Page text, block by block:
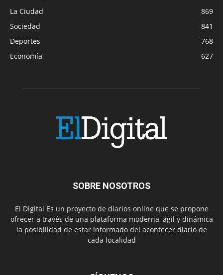
La Ciudad
869
Sociedad
841
Deportes
768
Economía
627
SOBRE NOSOTROS
El Digital Es un proyecto de diarios online que se propone
ofrecer a través de una plataforma moderna, ágil y dinámica
la posibilidad de estar informado del acontecer diario de
cada localidad